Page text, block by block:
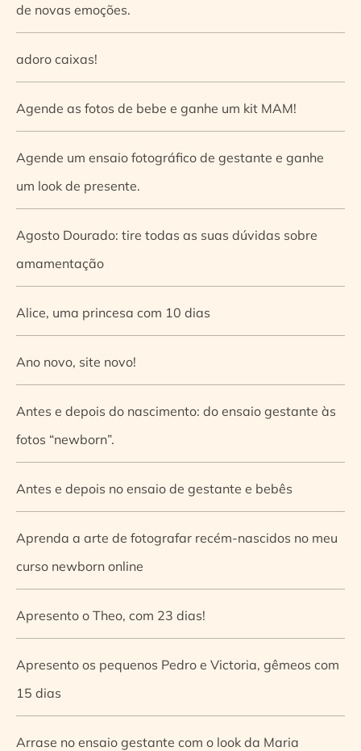
de novas emoções.
adoro caixas!
Agende as fotos de bebe e ganhe um kit MAM!
Agende um ensaio fotográfico de gestante e ganhe
um look de presente.
Agosto Dourado: tire todas as suas dúvidas sobre
amamentação
Alice, uma princesa com 10 dias
Ano novo, site novo!
Antes e depois do nascimento: do ensaio gestante às
fotos “newborn”.
Antes e depois no ensaio de gestante e bebês
Aprenda a arte de fotografar recém-nascidos no meu
curso newborn online
Apresento o Theo, com 23 dias!
Apresento os pequenos Pedro e Victoria, gêmeos com
15 dias
Arrase no ensaio gestante com o look da Maria